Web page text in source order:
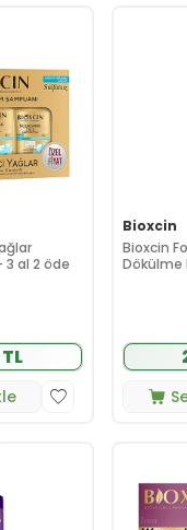
al 2 öde
Bioxcin
Bioxcin
Dökülme